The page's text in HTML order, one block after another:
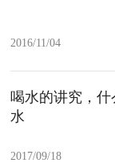
2016/11/04
喝水的讲究，
水
2017/09/18